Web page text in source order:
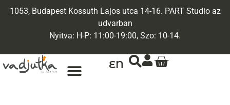
1053, Budapest Kossuth Lajos utca 14-16. PART Studio az
udvarban
Nyitva: H-P: 11:00-19:00, Szo: 10-14.
EN